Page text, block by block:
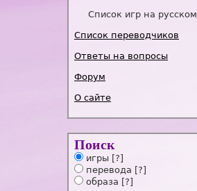
Список игр на русском
Список переводчиков
Ответы на вопросы
Форум
О сайте
Поиск
игры [?]
перевода [?]
образа [?]